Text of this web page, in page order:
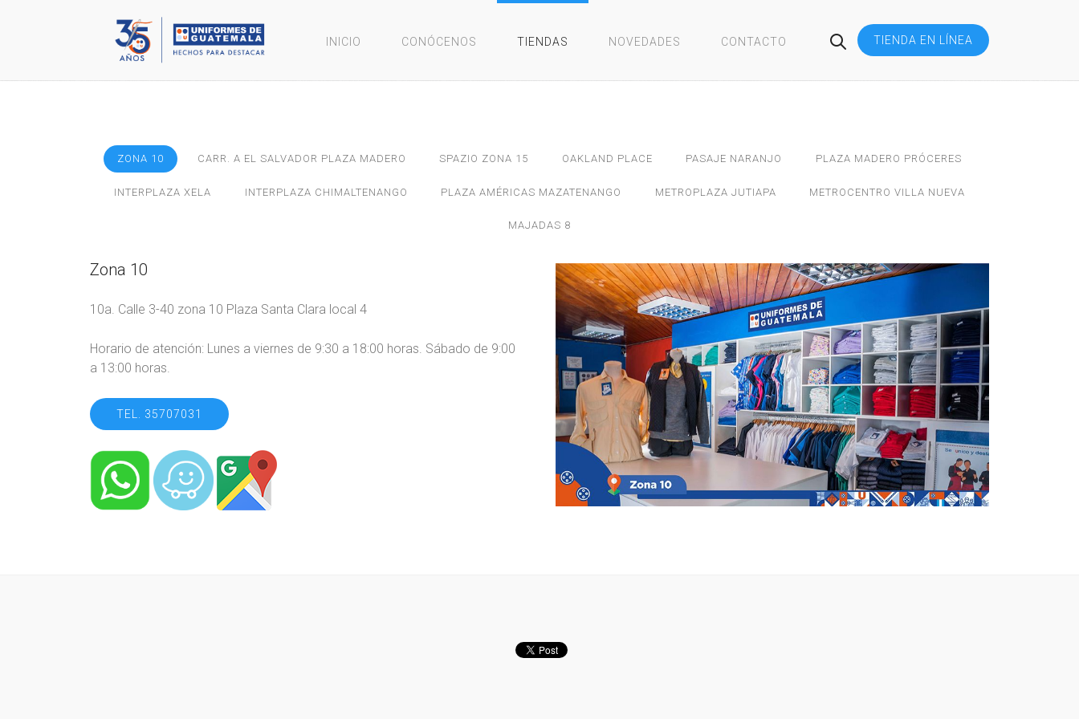
INICIO CONÓCENOS TIENDAS NOVEDADES CONTACTO TIENDA EN LÍNEA
ZONA 10 CARR. A EL SALVADOR PLAZA MADERO SPAZIO ZONA 15 OAKLAND PLACE PASAJE NARANJO PLAZA MADERO PRÓCERES
INTERPLAZA XELA INTERPLAZA CHIMALTENANGO PLAZA AMÉRICAS MAZATENANGO METROPLAZA JUTIAPA METROCENTRO VILLA NUEVA
MAJADAS 8
Zona 10
10a. Calle 3-40 zona 10 Plaza Santa Clara local 4
Horario de atención: Lunes a viernes de 9:30 a 18:00 horas. Sábado de 9:00
a 13:00 horas.
TEL. 35707031